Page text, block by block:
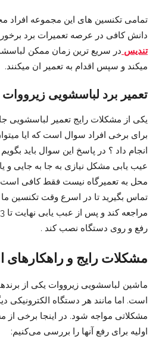
تمامی تکنسین های این مجموعه افراد
دانش کافی در عرصه تعمیرات برد
تندیس در سریع ترین زمان ممکن
میکند و سپس اقدام به تعمیر ان میکنند.
تعمیر برد لباسشویی
یکی از مشکلات رایج تعمیر لباسشویی
برای برخی افراد سوال است که ایا
انجام داد ؟ در پاسخ این سوال باید بگویم
عیب یابی مشکل نیازی به جا به جایی و
محل به تعمیرگاه نیست فقط کافی است
تماس بگیرید تا در اسرع وقت تکنسین
رفع و روی دستگاه نصب کند .
مشکلات رایج و راهکارهای
ماشین لباسشویی زیرووات یکی از
است. اما مانند هر دستگاه الکترونیکی
مشکلاتی مواجه شود. در اینجا برخی از
اولیه برای رفع آنها را بررسی می‌کنیم: